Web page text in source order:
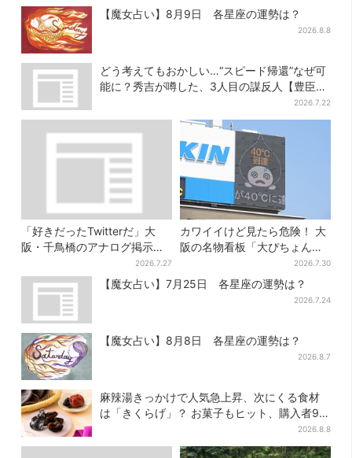
【魔女占い】8月9日 各星座の運勢は？
2026.8.8
どう考えてもおかしい…“スピード帰還”なぜ可
能に？秀吉が噂した、3人目の謀反人【豊臣兄
2026.7.22
「好きだったTwitterだ」大
阪・千鳥橋のアナログ掲示板
が話題、かつて駅にあった“伝
言板”がモデルに
2026.7.27
カワイイけど見たら危険！ 大
阪の名物看板「大ぴちょんく
ん」に異変、青→真っ黒に…
2026.7.30
【魔女占い】7月25日 各星座の運勢は？
2026.7.24
【魔女占い】8月8日 各星座の運勢は？
2026.8.7
麻辣湯きっかけで人気急上昇、次にくる食材
は「きくらげ」？ お菓子もヒット、購入者9割
2026.8.8